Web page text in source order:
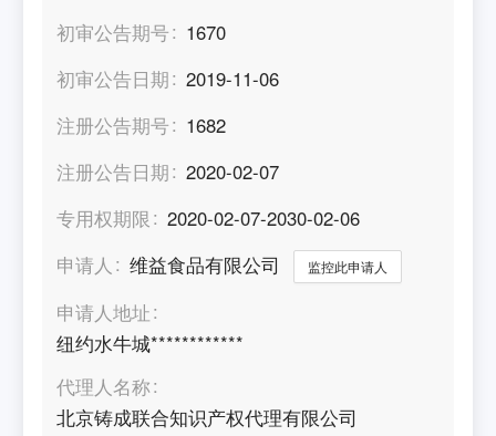
初审公告期号
1670
初审公告日期
2019-11-06
注册公告期号
1682
注册公告日期
2020-02-07
专用权期限
2020-02-07-2030-02-06
申请人
维益食品有限公司 监控此申请人
申请人地址
纽约水牛城************
代理人名称
北京铸成联合知识产权代理有限公司